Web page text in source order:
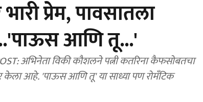
प्रेम, पावसातला
आणि तू...'
अभिनेता विकी कौशलने पत्नी कतरिना कैफसोबतचा
केला आहे. 'पाऊस आणि तू' या साध्या पण रोमँटिक